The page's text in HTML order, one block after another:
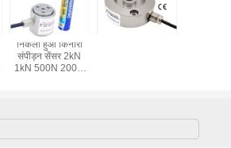
निकला हुआ किनारा
संपीड़न सेंसर 2kN
1kN 500N 200N